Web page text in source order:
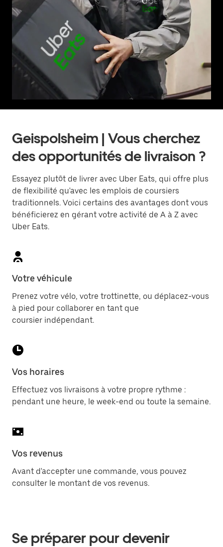
Geispolsheim | Vous cherchez
des opportunités de livraison ?
Essayez plutôt de livrer avec Uber Eats, qui offre plus
de flexibilité qu'avec les emplois de coursiers
traditionnels. Voici certains des avantages dont vous
bénéficierez en gérant votre activité de A à Z avec
Uber Eats.
Votre véhicule
Prenez votre vélo, votre trottinette, ou déplacez-vous
à pied pour collaborer en tant que
coursier indépendant.
Vos horaires
Effectuez vos livraisons à votre propre rythme :
pendant une heure, le week-end ou toute la semaine.
Vos revenus
Avant d'accepter une commande, vous pouvez
consulter le montant de vos revenus.
Se préparer pour devenir